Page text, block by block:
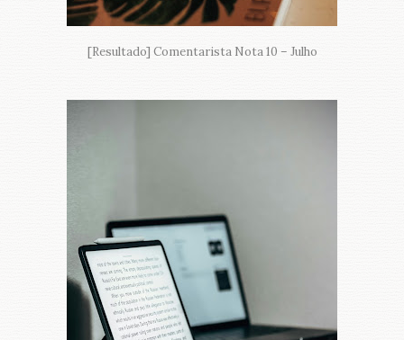
[Resultado] Comentarista Nota 10 – Julho